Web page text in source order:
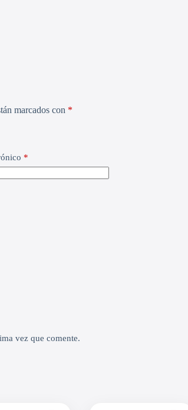
marcados con *
*
vez que comente.